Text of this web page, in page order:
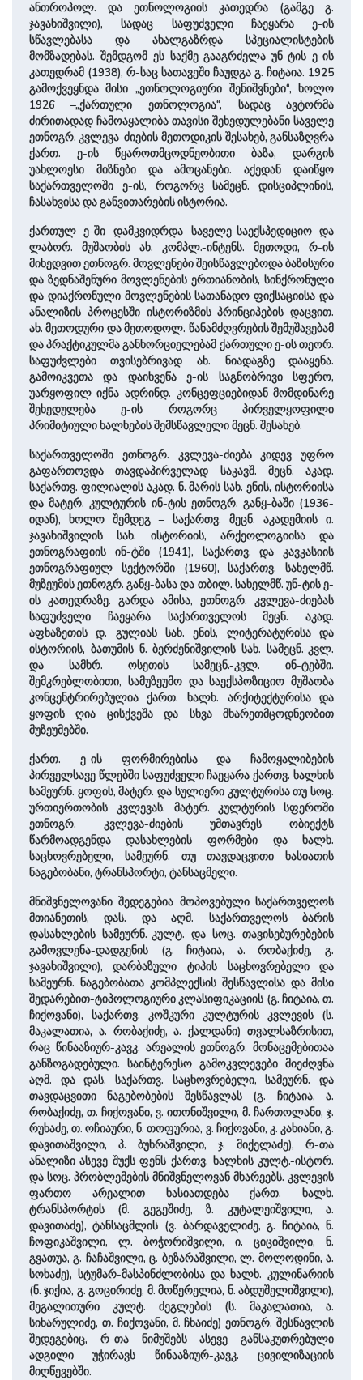
ანთროპოლ. და ეთნოლოგიის კათედრა (გამგე გ.
ჯავახიშვილი), სადაც საფუძველი ჩაეყარა ე-ის
სწავლებასა და ახალგაზრდა სპეციალისტების
მომზადებას. შემდგომ ეს საქმე გააგრძელა უნ-ტის ე-ის
კათედრამ (1938), რ-საც სათავეში ჩაუდგა გ. ჩიტაია. 1925
გამოქვეყნდა მისი „ეთნოლოგიური შენიშვნები“, ხოლო
1926 –„ქართული ეთნოლოგია“, სადაც ავტორმა
ძირითადად ჩამოაყალიბა თავისი შეხედულებანი საველე
ეთნოგრ. კვლევა-ძიების მეთოდიკის შესახებ, განსაზღვრა
ქართ. ე-ის წყაროთმცოდნეობითი ბაზა, დარგის
უახლოესი მიზნები და ამოცანები. აქედან დაიწყო
საქართველოში ე-ის, როგორც სამეცნ. დისციპლინის,
ჩასახვისა და განვითარების ისტორია.
ქართულ ე-ში დამკვიდრდა საველე-საექსპედიციო და
ლაბორ. მუშაობის ახ. კომპლ.-ინტენს. მეთოდი, რ-ის
მიხედვით ეთნოგრ. მოვლენები შეისწავლებოდა ბაზისური
და ზედნაშენური მოვლენების ერთიანობის, სინქრონული
და დიაქრონული მოვლენების სათანადო ფიქსაციისა და
ანალიზის პროცესში ისტორიზმის პრინციპების დაცვით.
ახ. მეთოდური და მეთოდოლ. წანამძღვრების შემუშავებამ
და პრაქტიკულმა განხორციელებამ ქართული ე-ის თეორ.
საფუძვლები თვისებრივად ახ. ნიადაგზე დააყენა.
გამოიკვეთა და დაიხვეწა ე-ის საგნობრივი სფერო,
უარყოფილ იქნა ადრინდ. კონცეფციებიდან მომდინარე
შეხედულება ე-ის როგორც პირველყოფილი
პრიმიტიული ხალხების შემსწავლელი მეცნ. შესახებ.
საქართველოში ეთნოგრ. კვლევა-ძიება კიდევ უფრო
გაფართოვდა თავდაპირველად საკავშ. მეცნ. აკად.
საქართვ. ფილიალის აკად. ნ. მარის სახ. ენის, ისტორიისა
და მატერ. კულტურის ინ-ტის ეთნოგრ. განყ-ბაში (1936-
იდან), ხოლო შემდეგ – საქართვ. მეცნ. აკადემიის ი.
ჯავახიშვილის სახ. ისტორიის, არქეოლოგიისა და
ეთნოგრაფიის ინ-ტში (1941), საქართვ. და კავკასიის
ეთნოგრაფიულ სექტორში (1960), საქართვ. სახელმწ.
მუზეუმის ეთნოგრ. განყ-ბასა და თბილ. სახელმწ. უნ-ტის ე-
ის კათედრაზე. გარდა ამისა, ეთნოგრ. კვლევა-ძიებას
საფუძველი ჩაეყარა საქართველოს მეცნ. აკად.
აფხაზეთის დ. გულიას სახ. ენის, ლიტერატურისა და
ისტორიის, ბათუმის ნ. ბერძენიშვილის სახ. სამეცნ.-კვლ.
და სამხრ. ოსეთის სამეცნ.-კვლ. ინ-ტებში.
შემკრებლობითი, სამუზეუმო და საექსპოზიციო მუშაობა
კონცენტრირებულია ქართ. ხალხ. არქიტექტურისა და
ყოფის ღია ცისქვეშა და სხვა მხარეთმცოდნეობით
მუზეუმებში.
ქართ. ე-ის ფორმირებისა და ჩამოყალიბების
პირველსავე წლებში საფუძველი ჩაეყარა ქართვ. ხალხის
სამეურნ. ყოფის, მატერ. და სულიერი კულტურისა თუ სოც.
ურთიერთობის კვლევას. მატერ. კულტურის სფეროში
ეთნოგრ. კვლევა-ძიების უმთავრეს ობიექტს
წარმოადგენდა დასახლების ფორმები და ხალხ.
საცხოვრებელი, სამეურნ. თუ თავდაცვითი ხასიათის
ნაგებობანი, ტრანსპორტი, ტანსაცმელი.
მნიშვნელოვანი შედეგებია მოპოვებული საქართველოს
მთიანეთის, დას. და აღმ. საქართველოს ბარის
დასახლების სამეურნ.-კულტ. და სოც. თავისებურებების
გამოვლენა-დადგენის (გ. ჩიტაია, ა. რობაქიძე, გ.
ჯავახიშვილი), დარბაზული ტიპის საცხოვრებელი და
სამეურნ. ნაგებობათა კომპლექსის შესწავლისა და მისი
შედარებით-ტიპოლოგიური კლასიფიკაციის (გ. ჩიტაია, თ.
ჩიქოვანი), საქართვ. კოშკური კულტურის კვლევის (ს.
მაკალათია, ა. რობაქიძე, ა. ქალდანი) თვალსაზრისით,
რაც წინააზიურ-კავკ. არეალის ეთნოგრ. მონაცემებითაა
განზოგადებული. საინტერესო გამოკვლევები მიეძღვნა
აღმ. და დას. საქართვ. საცხოვრებელი, სამეურნ. და
თავდაცვითი ნაგებობების შესწავლას (გ. ჩიტაია, ა.
რობაქიძე, თ. ჩიქოვანი, ვ. ითონიშვილი, მ. ჩართოლანი, ჯ.
რუხაძე, თ. ოჩიაური, ნ. თოფურია, ვ. ჩიქოვანი, კ. კახიანი, გ.
დავითაშვილი, პ. ბუხრაშვილი, ჯ. მიქელაძე), რ-თა
ანალიზი ასევე შუქს ფენს ქართვ. ხალხის კულტ.-ისტორ.
და სოც. პრობლემების მნიშვნელოვან მხარეებს. კვლევის
ფართო არეალით ხასიათდება ქართ. ხალხ.
ტრანსპორტის (მ. გეგეშიძე, ზ. კუტალეიშვილი, ა.
დავითაძე), ტანსაცმლის (ვ. ბარდაველიძე, გ. ჩიტაია, ნ.
ჩოფიკაშვილი, ლ. ბოჭორიშვილი, ი. ციციშვილი, ნ.
გვათუა, გ. ჩაჩაშვილი, ც. ბეზარაშვილი, ლ. მოლოდინი, ა.
სოხაძე), სტუმარ-მასპინძლობისა და ხალხ. კულინარიის
(ნ. ჯიქია, გ. გოცირიძე, მ. მოწერელია, ნ. აბდუშელიშვილი),
მეგალითური კულტ. ძეგლების (ს. მაკალათია, ა.
სიხარულიძე, თ. ჩიქოვანი, მ. ჩხაიძე) ეთნოგრ. შესწავლის
შედეგებიც, რ-თა ნიმუშებს ასევე განსაკუთრებული
ადგილი უჭირავს წინააზიურ-კავკ. ცივილიზაციის
მიღწევებში.